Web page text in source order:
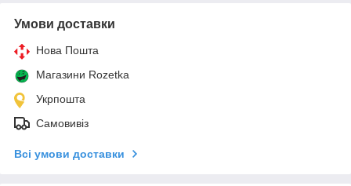
Умови доставки
Нова Пошта
Магазини Rozetka
Укрпошта
Самовивіз
Всі умови доставки